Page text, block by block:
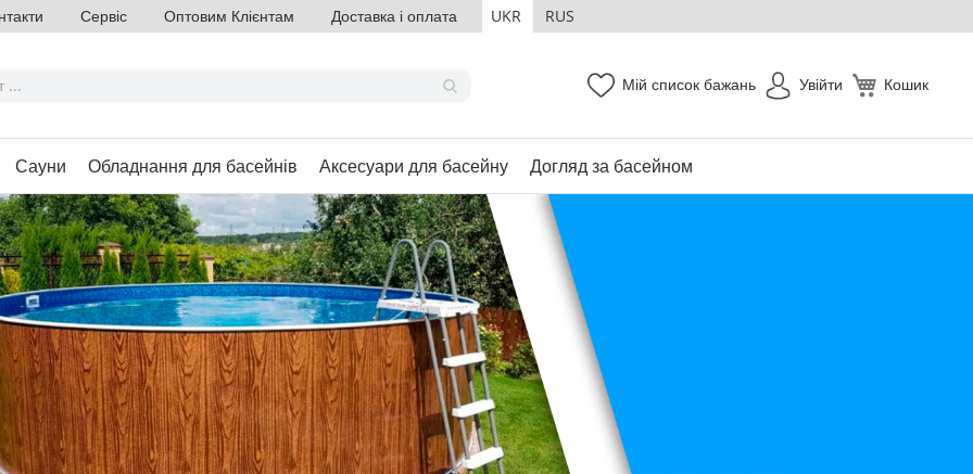
Сервіс Оптовим Клієнтам Доставка і оплата UKR RUS
Кошик
Мій список бажань Увійти
Сауни Обладнання для басейнів Аксесуари для басейну Догляд за басейном